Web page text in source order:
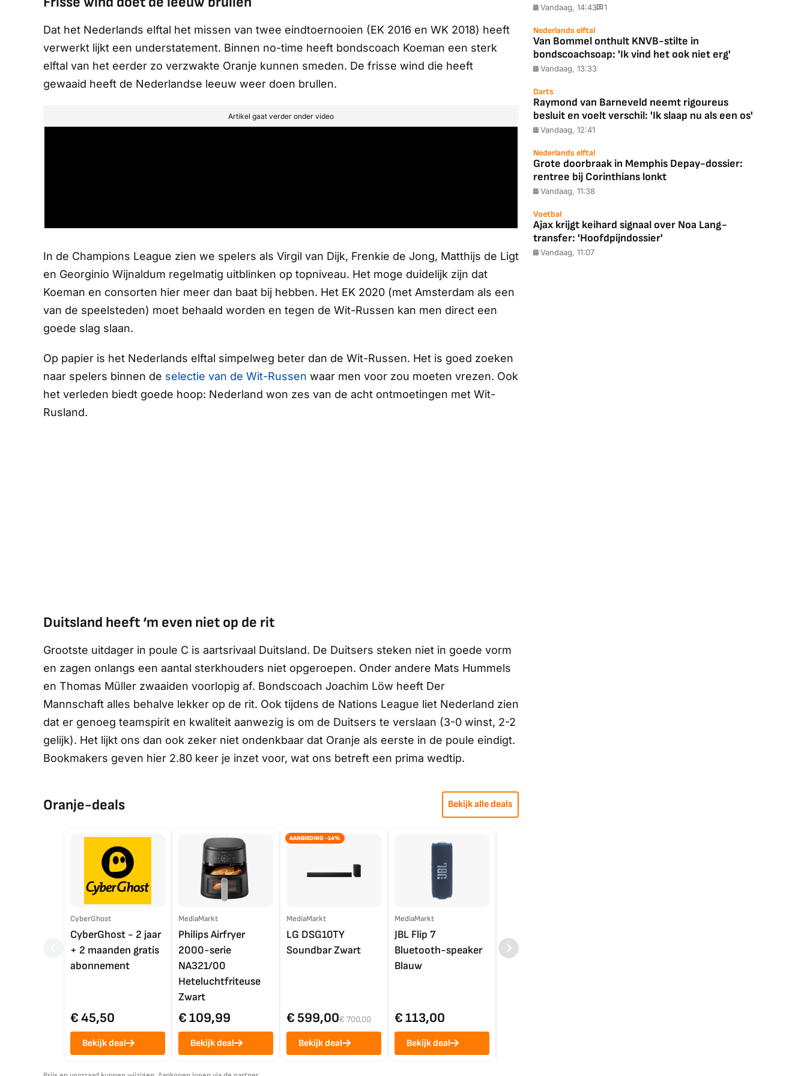
Dat het Nederlands elftal het missen van twee eindtoernooien (EK 2016 en WK 2018) heeft
verwerkt lijkt een understatement. Binnen no-time heeft bondscoach Koeman een sterk
elftal van het eerder zo verzwakte Oranje kunnen smeden. De frisse wind die heeft
gewaaid heeft de Nederlandse leeuw weer doen brullen.
Artikel gaat verder onder video
In de Champions League zien we spelers als Virgil van Dijk, Frenkie de Jong, Matthijs de Ligt
en Georginio Wijnaldum regelmatig uitblinken op topniveau. Het moge duidelijk zijn dat
Koeman en consorten hier meer dan baat bij hebben. Het EK 2020 (met Amsterdam als een
van de speelsteden) moet behaald worden en tegen de Wit-Russen kan men direct een
goede slag slaan.
Op papier is het Nederlands elftal simpelweg beter dan de Wit-Russen. Het is goed zoeken
naar spelers binnen de selectie van de Wit-Russen waar men voor zou moeten vrezen. Ook
het verleden biedt goede hoop: Nederland won zes van de acht ontmoetingen met Wit-
Rusland.
Duitsland heeft ‘m even niet op de rit
Grootste uitdager in poule C is aartsrivaal Duitsland. De Duitsers steken niet in goede vorm
en zagen onlangs een aantal sterkhouders niet opgeroepen. Onder andere Mats Hummels
en Thomas Müller zwaaiden voorlopig af. Bondscoach Joachim Löw heeft Der
Mannschaft alles behalve lekker op de rit. Ook tijdens de Nations League liet Nederland zien
dat er genoeg teamspirit en kwaliteit aanwezig is om de Duitsers te verslaan (3-0 winst, 2-2
gelijk). Het lijkt ons dan ook zeker niet ondenkbaar dat Oranje als eerste in de poule eindigt.
Bookmakers geven hier 2.80 keer je inzet voor, wat ons betreft een prima wedtip.
Oranje-deals Bekijk alle deals
CyberGhost
CyberGhost - 2 jaar
+ 2 maanden gratis
abonnement
€ 45,50
Bekijk deal
MediaMarkt
Philips Airfryer
2000-serie
NA321/00
Heteluchtfriteuse
Zwart
€ 109,99
Bekijk deal
AANBIEDING -14%
MediaMarkt
LG DSG10TY
Soundbar Zwart
€ 599,00€ 700,00
Bekijk deal
MediaMarkt
JBL Flip 7
Bluetooth-speaker
Blauw
€ 113,00
Bekijk deal
4K TV (2025)
Vandaag, 14:43 1
Nederlands elftal
Van Bommel onthult KNVB-stilte in
bondscoachsoap: 'Ik vind het ook niet erg'
Vandaag, 13:33
Darts
Raymond van Barneveld neemt rigoureus
besluit en voelt verschil: 'Ik slaap nu als een os'
Vandaag, 12:41
Nederlands elftal
Grote doorbraak in Memphis Depay-dossier:
rentree bij Corinthians lonkt
Vandaag, 11:38
Voetbal
Ajax krijgt keihard signaal over Noa Lang-
transfer: 'Hoofdpijndossier'
Vandaag, 11:07